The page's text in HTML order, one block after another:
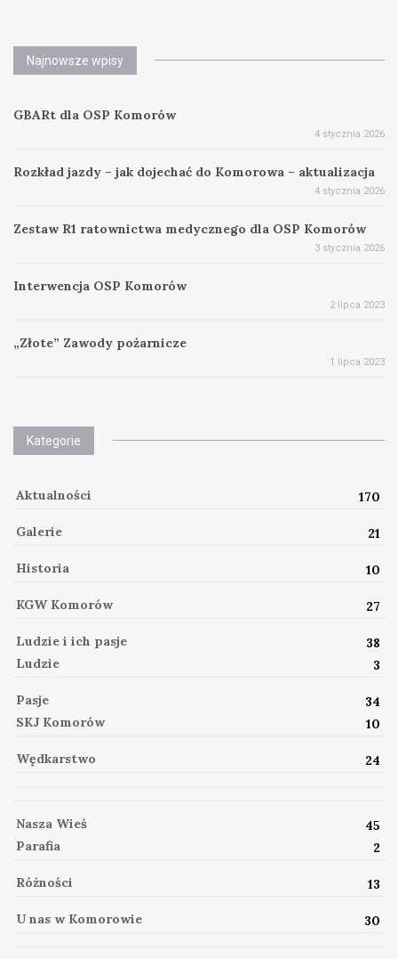
Najnowsze wpisy
GBARt dla OSP Komorów
4 stycznia 2026
Rozkład jazdy – jak dojechać do Komorowa – aktualizacja
4 stycznia 2026
Zestaw R1 ratownictwa medycznego dla OSP Komorów
3 stycznia 2026
Interwencja OSP Komorów
2 lipca 2023
„Złote” Zawody pożarnicze
1 lipca 2023
Kategorie
Aktualności 170
Galerie 21
Historia 10
KGW Komorów 27
Ludzie i ich pasje
38
Ludzie
3
Pasje
34
SKJ Komorów
10
Wędkarstwo 24
Nasza Wieś
45
Parafia
2
Różności 13
U nas w Komorowie 30